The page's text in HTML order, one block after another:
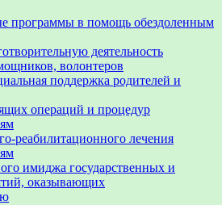
программы в помощь обездоленным
деятельность
волонтеров
поддержка родителей и
операций и процедур
реабилитационного лечения
имиджа государственных и
оказывающих